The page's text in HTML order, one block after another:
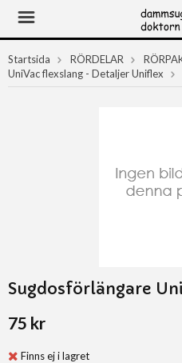
Startsida RÖRDELAR
UniVac flexslang - Detaljer Uniflex
Sugdosförlängare
75 kr
Finns ej i lagret